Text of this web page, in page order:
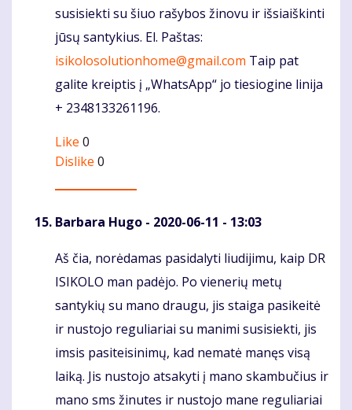
susisiekti su šiuo rašybos žinovu ir išsiaiškinti
jūsų santykius. El. Paštas:
isikolosolutionhome@gmail.com Taip pat
galite kreiptis į „WhatsApp“ jo tiesiogine linija
+ 2348133261196.
Like 0
Dislike 0
Barbara Hugo - 2020-06-11 - 13:03
Komentaras
Aš čia, norėdamas pasidalyti liudijimu, kaip DR
ISIKOLO man padėjo. Po vienerių metų
santykių su mano draugu, jis staiga pasikeitė
ir nustojo reguliariai su manimi susisiekti, jis
imsis pasiteisinimų, kad nematė manęs visą
laiką. Jis nustojo atsakyti į mano skambučius ir
mano sms žinutes ir nustojo mane reguliariai